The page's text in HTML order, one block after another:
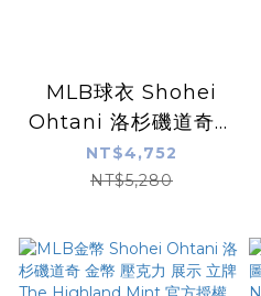
MLB球衣 Shohei
Ohtani 洛杉磯道奇白
大谷翔平 Nike
Limited Player
版 熱轉印 全新
NT$4,752
NT$5,280